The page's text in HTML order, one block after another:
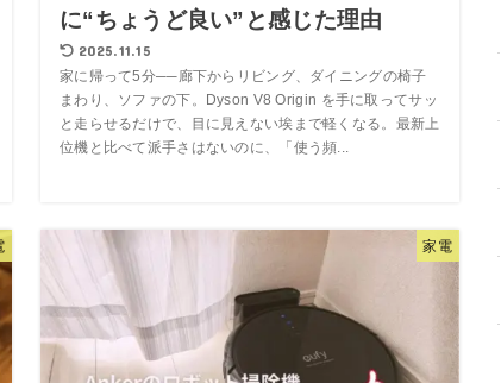
に“ちょうど良い”と感じた理由
2025.11.15
家に帰って5分──廊下からリビング、ダイニングの椅子
まわり、ソファの下。Dyson V8 Origin を手に取ってサッ
と走らせるだけで、目に見えない埃まで軽くなる。最新上
位機と比べて派手さはないのに、「使う頻...
家電